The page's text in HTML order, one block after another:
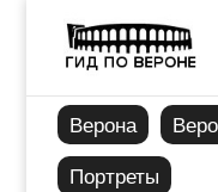
Верона
Портреты